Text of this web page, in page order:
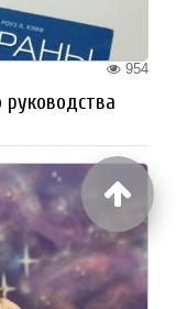
954
руководства